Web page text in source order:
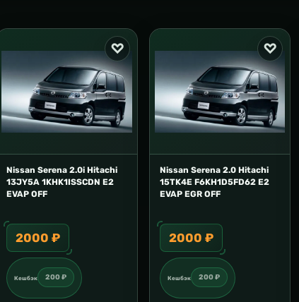
Nissan Serena 2.0i Hitachi
13JY5A 1KHK1ISSCDN E2
EVAP OFF
2000 ₽
Кешбэк 200 ₽
Nissan Serena 2.0 Hitachi
15TK4E F6KH1D5FD62 E2
EVAP EGR OFF
2000 ₽
Кешбэк 200 ₽